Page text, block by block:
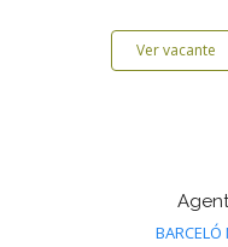
Ver vacante
BARCELÓ